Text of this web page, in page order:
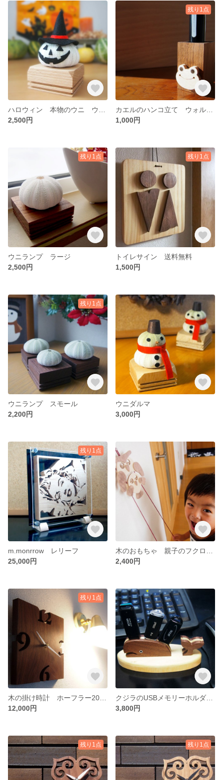
2,500円
残り1点
1,000円
残り1点
ウニランプ ラージ
2,500円
残り1点
トイレサイン 送料無料
1,500円
残り1点
ウニランプ スモール
2,200円
ウニダルマ
3,000円
残り1点
m.monrrow レリーフ
25,000円
2,400円
残り1点
12,000円
3,800円
残り1点 残り1点